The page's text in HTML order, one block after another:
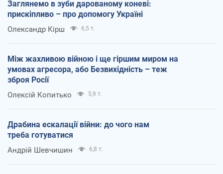
Заглянемо в зуби дарованому коневі:
прискіпливо – про допомогу Україні
Олександр Кірш 6,5 т.
Між жахливою війною і ще гіршим миром на
умовах агресора, або Безвихідність – теж
зброя Росії
Олексій Копитько 5,9 т.
Драбина ескалації війни: до чого нам
треба готуватися
Андрій Шевчишин 6,8 т.